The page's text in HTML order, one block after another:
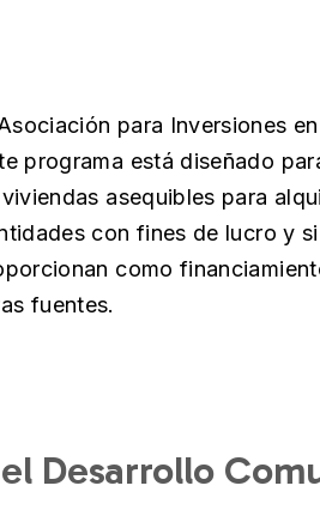
para Inversiones en
programa está diseñado
asequibles para
con fines de lucro y
como
fuentes.
Desarrollo